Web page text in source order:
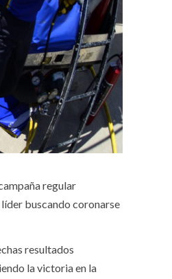
regular
buscando coronarse
resultados
la victoria en la